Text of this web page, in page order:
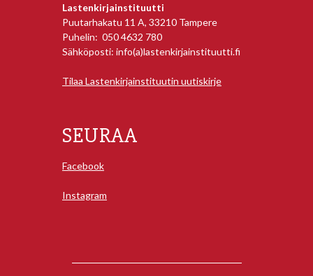
Lastenkirjainstituutti
Puutarhakatu 11 A, 33210 Tampere
Puhelin: 050 4632 780
Sähköposti: info(a)lastenkirjainstituutti.fi
Tilaa Lastenkirjainstituutin uutiskirje
SEURAA
Facebook
Instagram